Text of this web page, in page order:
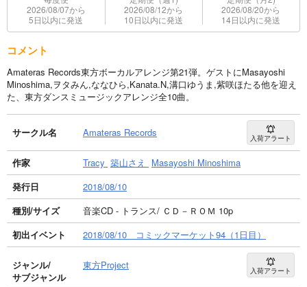
2026/08/07から
5日以内に発送
2026/08/12から
10日以内に発送
2026/08/20から
14日以内に発送
コメント
Amateras Records東方ボーカルアレンジ第21弾。ゲストにMasayoshi
Minoshima,ヲタみん,ななひら,Kanata.N,溝口ゆうま,紫咲ほたる他を迎え
た、東方ダンスミュージックアレンジ全10曲。
サークル名 Amateras Records 入荷アラート
作家 Tracy 築山さえ
Masayoshi Minoshima
発行日
2018/08/10
種別/サイズ
音楽CD - トランス/ ＣＤ－ＲＯＭ 10p
初出イベント
2018/08/10 コミックマーケット94（1日目）
ジャンル/
サブジャンル
東方Project 入荷アラート